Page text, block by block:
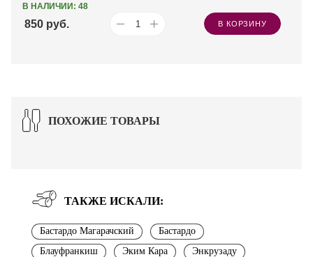
В НАЛИЧИИ: 48
850 руб. В КОРЗИНУ
ПОХОЖИЕ ТОВАРЫ
ТАКЖЕ ИСКАЛИ:
Бастардо Магарачский
Бастардо
Блауфранкиш
Эким Кара
Энкрузаду